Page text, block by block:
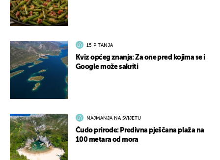
15 PITANJA
Kviz općeg znanja: Za one pred kojima se i
Google može sakriti
NAJMANJA NA SVIJETU
Čudo prirode: Predivna pješčana plaža na
100 metara od mora